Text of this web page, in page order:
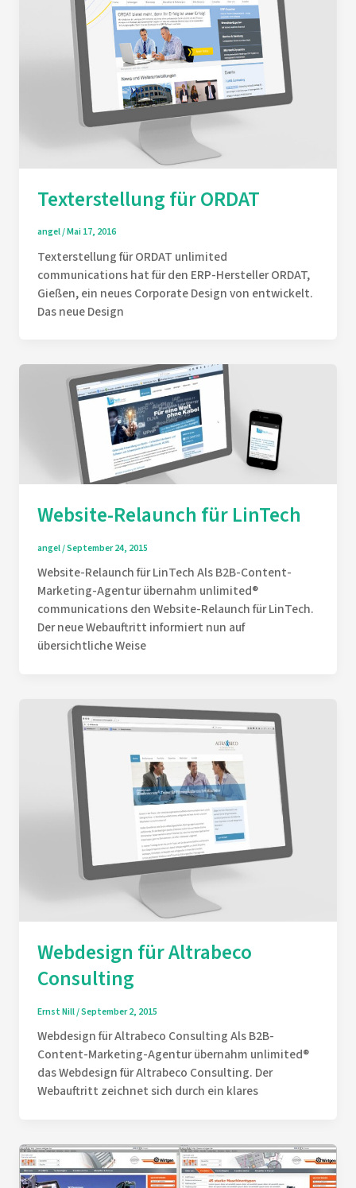
Texterstellung für ORDAT
angel/Mai 17, 2016
Texterstellung für ORDAT unlimited
communications hat für den ERP-Hersteller ORDAT,
Gießen, ein neues Corporate Design von entwickelt.
Das neue Design
Website-Relaunch für LinTech
angel/September 24, 2015
Website-Relaunch für LinTech Als B2B-Content-
Marketing-Agentur übernahm unlimited®
communications den Website-Relaunch für LinTech.
Der neue Webauftritt informiert nun auf
übersichtliche Weise
Webdesign für Altrabeco
Consulting
Ernst Nill/September 2, 2015
Webdesign für Altrabeco Consulting Als B2B-
Content-Marketing-Agentur übernahm unlimited®
das Webdesign für Altrabeco Consulting. Der
Webauftritt zeichnet sich durch ein klares